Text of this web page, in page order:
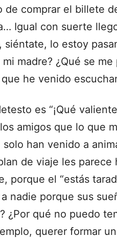
de comprar el billete
Igual con suerte
siéntate, lo estoy
madre? ¿Qué se
he venido
es “¡Qué
amigos que lo que
han venido a
de viaje les parece
porque el “estás
nadie porque sus
¿Por qué no puedo
querer formar